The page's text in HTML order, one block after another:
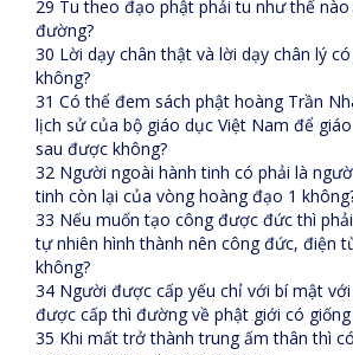
29 Tu theo đạo phật phải tu như thế
đường?
30 Lời dạy chân thật và lời dạy chân lý
không?
31 Có thể đem sách phật hoàng Trần
lịch sử của bộ giáo dục Việt Nam để
sau được không?
32 Người ngoài hành tinh có phải là
tinh còn lại của vòng hoàng đạo 1
33 Nếu muốn tạo công được đức thì
tự nhiên hình thành nên công đức, điện
không?
34 Người được cấp yếu chỉ với bí mật
được cấp thì đường về phật giới có giống
35 Khi mất trở thành trung ấm thân thì